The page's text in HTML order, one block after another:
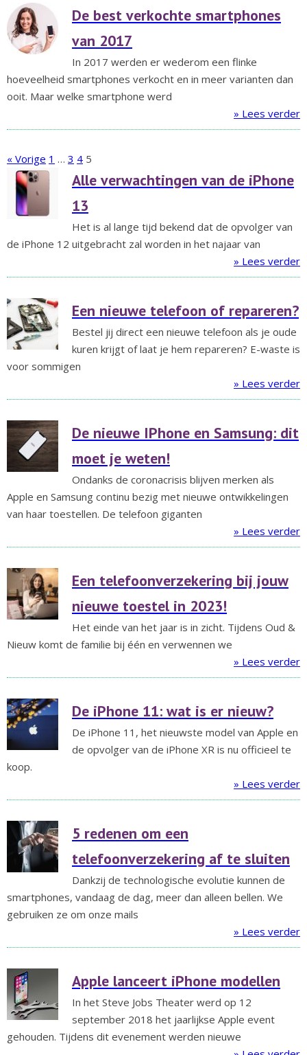
De best verkochte smartphones
van 2017
In 2017 werden er wederom een flinke
hoeveelheid smartphones verkocht en in meer varianten dan
ooit. Maar welke smartphone werd
» Lees verder
« Vorige 1 … 3 4 5
Alle verwachtingen van de iPhone
13
Het is al lange tijd bekend dat de opvolger van
de iPhone 12 uitgebracht zal worden in het najaar van
» Lees verder
Een nieuwe telefoon of repareren?
Bestel jij direct een nieuwe telefoon als je oude
kuren krijgt of laat je hem repareren? E-waste is
voor sommigen
» Lees verder
De nieuwe IPhone en Samsung: dit
moet je weten!
Ondanks de coronacrisis blijven merken als
Apple en Samsung continu bezig met nieuwe ontwikkelingen
van haar toestellen. De telefoon giganten
» Lees verder
Een telefoonverzekering bij jouw
nieuwe toestel in 2023!
Het einde van het jaar is in zicht. Tijdens Oud &
Nieuw komt de familie bij één en verwennen we
» Lees verder
De iPhone 11: wat is er nieuw?
De iPhone 11, het nieuwste model van Apple en
de opvolger van de iPhone XR is nu officieel te
koop.
» Lees verder
5 redenen om een
telefoonverzekering af te sluiten
Dankzij de technologische evolutie kunnen de
smartphones, vandaag de dag, meer dan alleen bellen. We
gebruiken ze om onze mails
» Lees verder
Apple lanceert iPhone modellen
In het Steve Jobs Theater werd op 12
september 2018 het jaarlijkse Apple event
gehouden. Tijdens dit evenement werden nieuwe